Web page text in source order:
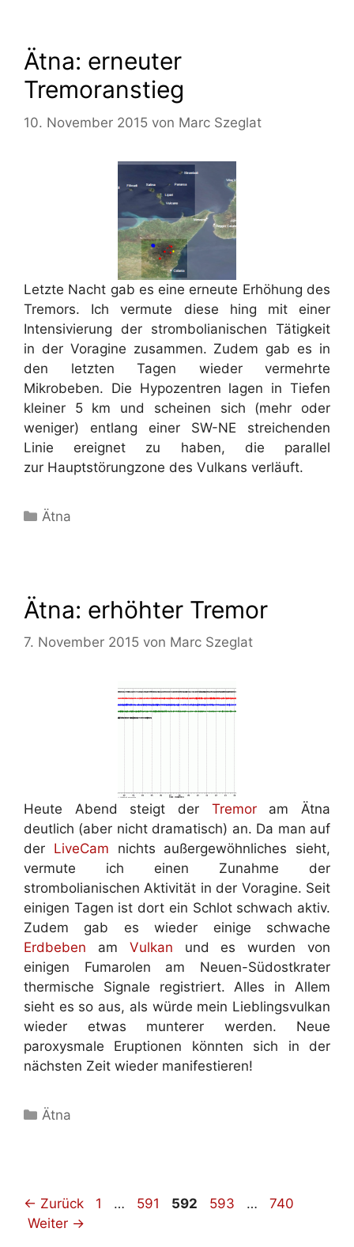
Ätna: erneuter
Tremoranstieg
10. November 2015 von Marc Szeglat
Letzte Nacht gab es eine erneute Erhöhung des
Tremors. Ich vermute diese hing mit einer
Intensivierung der strombolianischen Tätigkeit
in der Voragine zusammen. Zudem gab es in
den letzten Tagen wieder vermehrte
Mikrobeben. Die Hypozentren lagen in Tiefen
kleiner 5 km und scheinen sich (mehr oder
weniger) entlang einer SW-NE streichenden
Linie ereignet zu haben, die parallel
zur Hauptstörungzone des Vulkans verläuft.
Kategorien
Ätna
Ätna: erhöhter Tremor
7. November 2015 von Marc Szeglat
Heute Abend steigt der Tremoram Ätna
deutlich (aber nicht dramatisch) an. Da man auf
der LiveCam nichts außergewöhnliches sieht,
vermute ich einen Zunahme der
strombolianischen Aktivität in der Voragine. Seit
einigen Tagen ist dort ein Schlot schwach aktiv.
Zudem gab es wieder einige schwache
Erdbeben am Vulkan und es wurden von
einigen Fumarolen am Neuen-Südostkrater
thermische Signale registriert. Alles in Allem
sieht es so aus, als würde mein Lieblingsvulkan
wieder etwas munterer werden. Neue
paroxysmale Eruptionen könnten sich in der
nächsten Zeit wieder manifestieren!
Kategorien
Ätna
← Zurück Seite
1 … Seite
591 Seite
592 Seite
593 … Seite
740
Weiter →